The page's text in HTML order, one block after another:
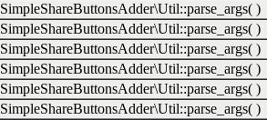
SimpleShareButtonsAdder\Util::parse_args( )
SimpleShareButtonsAdder\Util::parse_args( )
SimpleShareButtonsAdder\Util::parse_args( )
SimpleShareButtonsAdder\Util::parse_args( )
SimpleShareButtonsAdder\Util::parse_args( )
SimpleShareButtonsAdder\Util::parse_args( )